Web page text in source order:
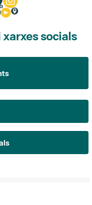
socials